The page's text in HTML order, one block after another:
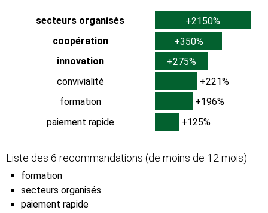
secteurs organisés
+2150%
coopération
+350%
innovation
+275%
convivialité
+221%
formation
+196%
paiement rapide
+125%
Liste des 6 recommandations (de moins de 12 mois)
formation
secteurs organisés
paiement rapide